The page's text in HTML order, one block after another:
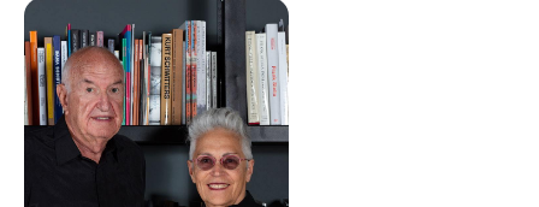
Поддержать искусство
Мы находимся:
Москва, Центр дизайна Artplay,
ул. Нижняя Сыромятническая, д. 10, стр. 3
Способ оплаты
Политика конфиденциальности
Публичная оферта
Лицензия
Положение о конкурсе